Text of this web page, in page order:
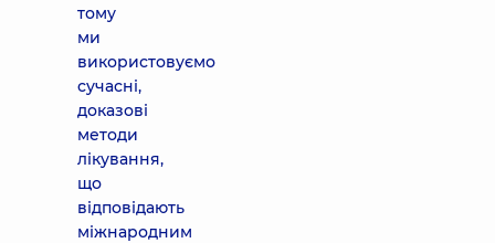
тому
ми
використовуємо
сучасні,
доказові
методи
лікування,
що
відповідають
міжнародним